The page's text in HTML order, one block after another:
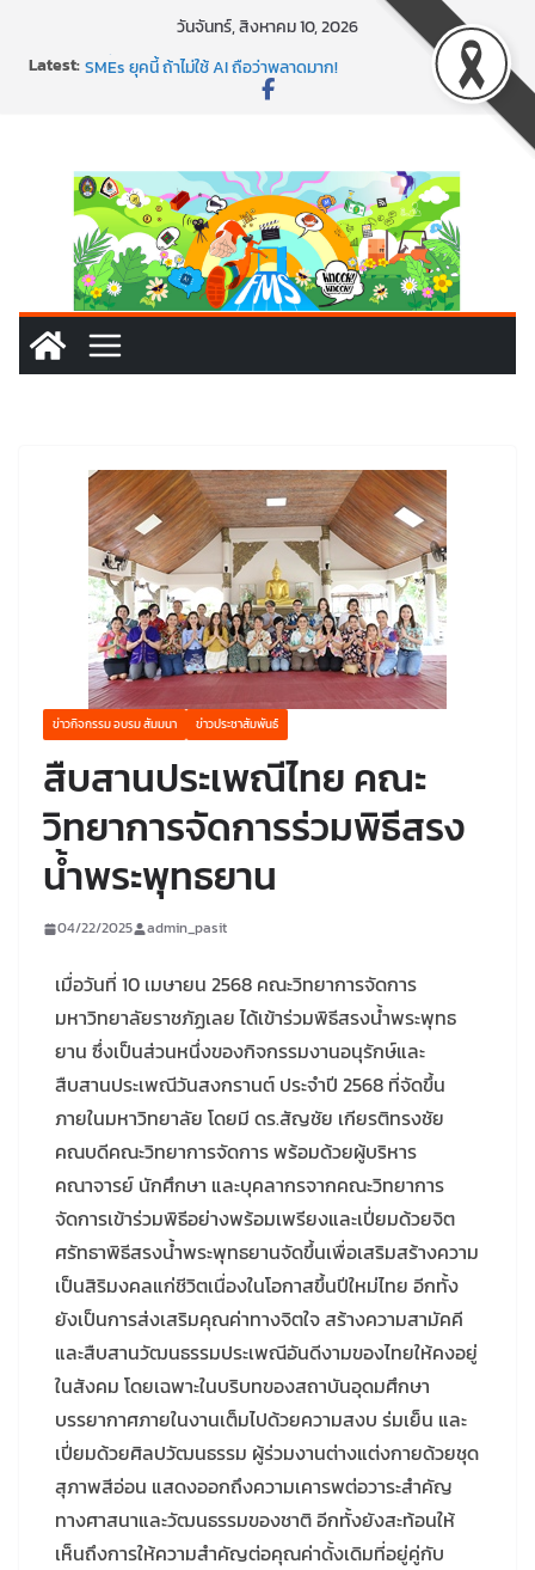
วันจันทร์, สิงหาคม 10, 2026
Latest:พาธุรกิจท้องถิ่นสู่ตลาดโลก ด้วยเทคโนโลยี AI!
SMEs ยุคนี้ ถ้าไม่ใช้ AI ถือว่าพลาดมาก!
พร้อมลุยแล้ว! ปักหมุดโรดแมป AI อัปสกิลธุรกิจให้พุ่งทะยาน
ข่าวกิจกรรม อบรม สัมมนา ข่าวประชาสัมพันธ์
สืบสานประเพณีไทย คณะ
วิทยาการจัดการร่วมพิธีสรง
น้ำพระพุทธยาน
04/22/2025 admin_pasit
เมื่อวันที่ 10 เมษายน 2568 คณะวิทยาการจัดการ
มหาวิทยาลัยราชภัฏเลย ได้เข้าร่วมพิธีสรงน้ำพระพุทธ
ยาน ซึ่งเป็นส่วนหนึ่งของกิจกรรมงานอนุรักษ์และ
สืบสานประเพณีวันสงกรานต์ ประจำปี 2568 ที่จัดขึ้น
ภายในมหาวิทยาลัย โดยมี ดร.สัญชัย เกียรติทรงชัย
คณบดีคณะวิทยาการจัดการ พร้อมด้วยผู้บริหาร
คณาจารย์ นักศึกษา และบุคลากรจากคณะวิทยาการ
จัดการเข้าร่วมพิธีอย่างพร้อมเพรียงและเปี่ยมด้วยจิต
ศรัทธาพิธีสรงน้ำพระพุทธยานจัดขึ้นเพื่อเสริมสร้างความ
เป็นสิริมงคลแก่ชีวิตเนื่องในโอกาสขึ้นปีใหม่ไทย อีกทั้ง
ยังเป็นการส่งเสริมคุณค่าทางจิตใจ สร้างความสามัคคี
และสืบสานวัฒนธรรมประเพณีอันดีงามของไทยให้คงอยู่
ในสังคม โดยเฉพาะในบริบทของสถาบันอุดมศึกษา
บรรยากาศภายในงานเต็มไปด้วยความสงบ ร่มเย็น และ
เปี่ยมด้วยศิลปวัฒนธรรม ผู้ร่วมงานต่างแต่งกายด้วยชุด
สุภาพสีอ่อน แสดงออกถึงความเคารพต่อวาระสำคัญ
ทางศาสนาและวัฒนธรรมของชาติ อีกทั้งยังสะท้อนให้
เห็นถึงการให้ความสำคัญต่อคุณค่าดั้งเดิมที่อยู่คู่กับ